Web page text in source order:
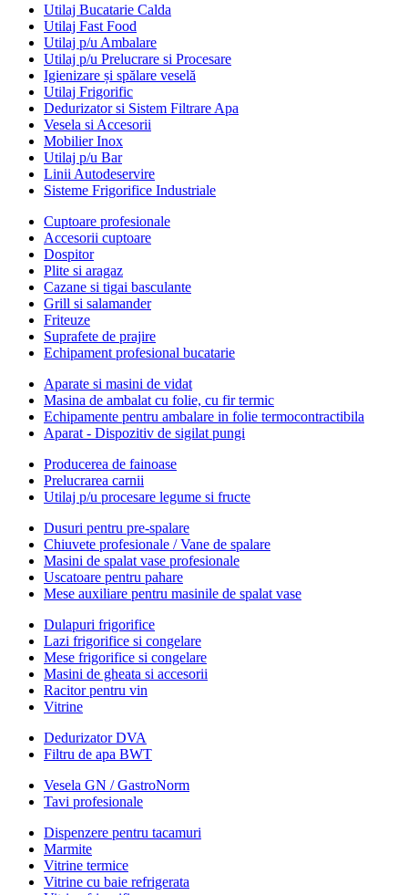
Utilaj Bucatarie Calda
Utilaj Fast Food
Utilaj p/u Ambalare
Utilaj p/u Prelucrare si Procesare
Igienizare și spălare veselă
Utilaj Frigorific
Dedurizator si Sistem Filtrare Apa
Vesela si Accesorii
Mobilier Inox
Utilaj p/u Bar
Linii Autodeservire
Sisteme Frigorifice Industriale
Cuptoare profesionale
Accesorii cuptoare
Dospitor
Plite si aragaz
Cazane si tigai basculante
Grill si salamander
Friteuze
Suprafete de prajire
Echipament profesional bucatarie
Aparate si masini de vidat
Masina de ambalat cu folie, cu fir termic
Echipamente pentru ambalare in folie termocontractibila
Aparat - Dispozitiv de sigilat pungi
Producerea de fainoase
Prelucrarea carnii
Utilaj p/u procesare legume si fructe
Dusuri pentru pre-spalare
Chiuvete profesionale / Vane de spalare
Masini de spalat vase profesionale
Uscatoare pentru pahare
Mese auxiliare pentru masinile de spalat vase
Dulapuri frigorifice
Lazi frigorifice si congelare
Mese frigorifice si congelare
Masini de gheata si accesorii
Racitor pentru vin
Vitrine
Dedurizator DVA
Filtru de apa BWT
Vesela GN / GastroNorm
Tavi profesionale
Dispenzere pentru tacamuri
Marmite
Vitrine termice
Vitrine cu baie refrigerata